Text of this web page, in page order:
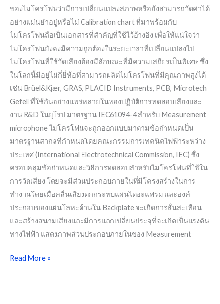
ของไมโครโฟนว่ามีการเปลี่ยนแปลงสภาพหรือยังสามารถวัดค่าได้
อย่างแม่นยำอยู่หรือไม่ Calibration chart ที่มาพร้อมกับ
ไมโครโฟนถือเป็นเอกสารที่สำคัญที่ใช้ไว้อ้างอิง เพื่อให้แน่ใจว่า
ไมโครโฟนยังคงมีความถูกต้องในระยะเวลาที่เปลี่ยนแปลงไป
ไมโครโฟนที่ใช้วัดเสียงต้องมีลักษณะที่มีความเสถียรเป็นพิเศษ ซึ่ง
ในโลกนี้มีอยู่ไม่กี่ยี่ห้อที่สามารถผลิตไมโครโฟนที่มีคุณภาพสูงได้
เช่น Brüel&Kjær, GRAS, PLACID Instruments, PCB, Microtech
Gefell ที่ใช้กันอย่างแพร่หลายในหองปฏิบัติการทดสอบเสียงและ
งาน R&D ในยุโรป มาตรฐาน IEC61094-4 สำหรับ Measurement
microphone ไมโครโฟนจะถูกออกแบบมาตามข้อกำหนดเป็น
มาตรฐานสากลที่กำหนดโดยคณะกรรมการเทคนิคไฟฟ้าระหว่าง
ประเทศ (International Electrotechnical Commission, IEC) ซึ่ง
ครอบคลุมข้อกำหนดและวิธีการทดสอบสำหรับไมโครโฟนที่ใช้ใน
การวัดเสียง โดยจะมีส่วนประกอบภายในที่มีโครงสร้างในการ
ทำงานโดยเมื่อคลื่นเสียงตกกระทบแผ่นไดอะแฟรม และองค์
ประกอบของแผ่นโลหะด้านใน Backplate จะเกิดการสั่นสะเทือน
และสร้างสนามเสียงและมีการแลกเปลี่ยนประจุที่จะเกิดเป็นแรงดัน
ทางไฟฟ้า แสดงภาพส่วนประกอบภายในของ Measurement
Read More »